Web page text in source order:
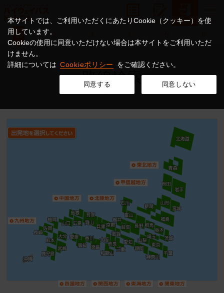
本サイトでは、ご利用いただくにあたりCookie（クッキー）を使
用しています。
Cookieの使用に同意いただけない場合は本サイトをご利用いただ
けません。
詳細については Cookieポリシー をご確認ください。
同意する 同意しない
1.
路線検索
日本地図から探す